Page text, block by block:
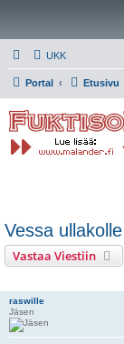
UKK
Portal Etusivu
Vessa ullakolle
Vastaa Viestiin
raswille
Jäsen